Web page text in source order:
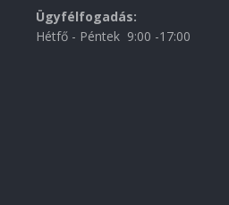
Ügyfélfogadás:
Hétfő - Péntek 9:00 -17:00